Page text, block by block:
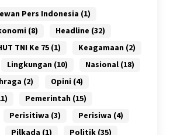
Pers Indonesia (1)
(8) Headline (32)
TNI Ke 75(1) Keagamaan (2)
Lingkungan (10) Nasional(18)
(2) Opini (4)
Pemerintah (15)
Perisitiwa (3) Perisiwa (4)
Pilkada (1) Politik(35)